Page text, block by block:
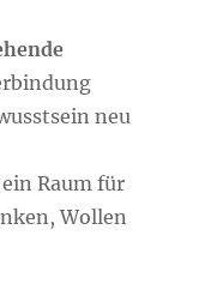
neu
Raum für
Wollen